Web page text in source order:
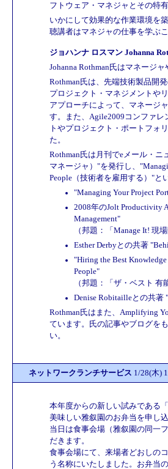
フトウェア・マネジャとその特
いかにして効果的な作業環境を
聴講者はマネジャの仕事を学ぶ
ジョハンナ ロスマン Johanna
Johanna Rothman氏はマネージ
Rothman氏は、先端技術製品開
プロジェクト・マネジメントや
アプローチによって、マネージ
す。また、Agile2009コンファ
トやプロジェクト・ポートフォ
た。
Rothman氏は月刊でeメール・ニ
マネージャ）"を発行し、
People（技術者を雇用する）"と
"Managing Your Project
2008年のJolt Productivity
Management"
（邦題：「Manage It! 現
Esther Derbyとの共著
"Hiring the Best Knowledge
People"
（邦題：「ザ・ベスト
Denise Robitailleとの共著
Rothman氏はまた、Amplifying
ています。氏の記事やブログを
い。
ネットワークランチサービス 1/28(木)
本年度からの新しい試みである
美味しい雅叙園のお弁当を申し
当日は食事会場（雅叙園の同一
だきます。
食事会場にて、来場者どおしの
う名称にいたしました。お弁当